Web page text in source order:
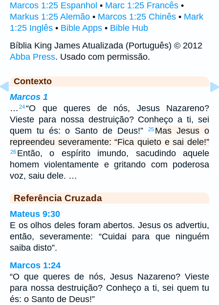
Marcos 1:25 Espanhol • Marc 1:25 Francês •
Markus 1:25 Alemão • Marcos 1:25 Chinês • Mark
1:25 Inglês • Bible Apps • Bible Hub
Bíblia King James Atualizada (Português) © 2012
Abba Press. Usado com permissão.
Contexto
Marcos 1
… 24“O que queres de nós, Jesus Nazareno?
Vieste para nossa destruição? Conheço a ti, sei
quem tu és: o Santo de Deus!”
25 Mas Jesus o
repreendeu severamente: “Fica quieto e sai dele!”
26 Então, o espírito imundo, sacudindo aquele
homem violentamente e gritando com poderosa
voz, saiu dele. …
Referência Cruzada
Mateus 9:30
E os olhos deles foram abertos. Jesus os advertiu,
então, severamente: “Cuidai para que ninguém
saiba disto”.
Marcos 1:24
“O que queres de nós, Jesus Nazareno? Vieste
para nossa destruição? Conheço a ti, sei quem tu
és: o Santo de Deus!”